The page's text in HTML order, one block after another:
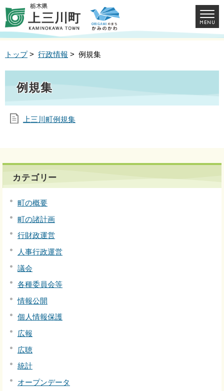
トップ> 行政情報 > 例規集
例規集
上三川町例規集
カテゴリー
町の概要
町の諸計画
行財政運営
人事行政運営
議会
各種委員会等
情報公開
個人情報保護
広報
広聴
統計
オープンデータ